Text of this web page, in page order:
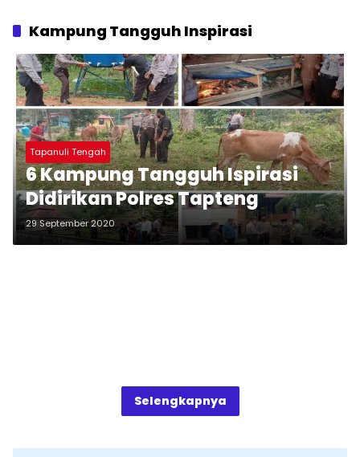
Kampung Tangguh Inspirasi
Tapanuli Tengah
6 Kampung Tangguh Ispirasi
Didirikan Polres Tapteng
29 September 2020
Selengkapnya